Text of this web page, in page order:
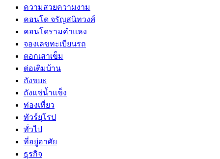
ความสวยความงาม
คอนโด จรัญสนิทวงศ์
คอนโดรามคำแหง
จองเลขทะเบียนรถ
ตอกเสาเข็ม
ต่อเติมบ้าน
ถังขยะ
ถังแช่น้ำแข็ง
ท่องเที่ยว
ทัวร์ยุโรป
ทั่วไป
ที่อยู่อาศัย
ธุรกิจ